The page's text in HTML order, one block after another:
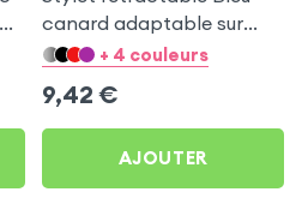
canard adaptable sur
Jack 35 pour Samsung
+ 4 couleurs
9,42 €
AJOUTER